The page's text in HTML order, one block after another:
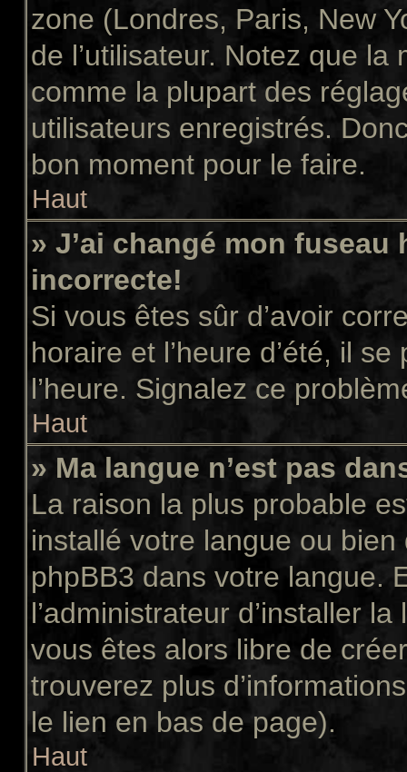
zone (Londres, Paris, New
de l’utilisateur. Notez que
comme la plupart des
utilisateurs enregistrés.
bon moment pour le faire.
Haut
» J’ai changé mon fuseau
incorrecte!
Si vous êtes sûr d’avoir
horaire et l’heure d’été, il
l’heure. Signalez ce
Haut
» Ma langue n’est pas
La raison la plus probable
installé votre langue ou
phpBB3 dans votre langue.
l’administrateur d’installer
vous êtes alors libre de
trouverez plus
le lien en bas de page).
Haut